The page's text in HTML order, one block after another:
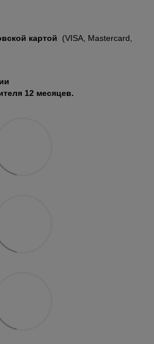
картой
(VISA, Mastercard,
12 месяцев.